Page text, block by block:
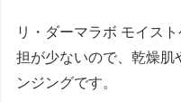
リ・ダーマラボ モイス
担が少ないので、乾燥肌
ンジングです。